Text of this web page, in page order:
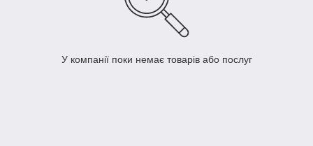
У компанії поки немає товарів або послуг